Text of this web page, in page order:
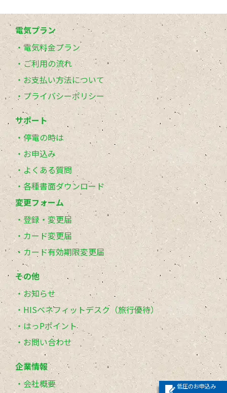
電気プラン
電気料金プラン
ご利用の流れ
お支払い方法について
プライバシーポリシー
サポート
停電の時は
お申込み
よくある質問
各種書面ダウンロード
変更フォーム
登録・変更届
カード変更届
カード有効期限変更届
その他
お知らせ
HISベネフィットデスク（旅行優待）
はっPポイント
お問い合わせ
企業情報
会社概要
低圧のお申込み